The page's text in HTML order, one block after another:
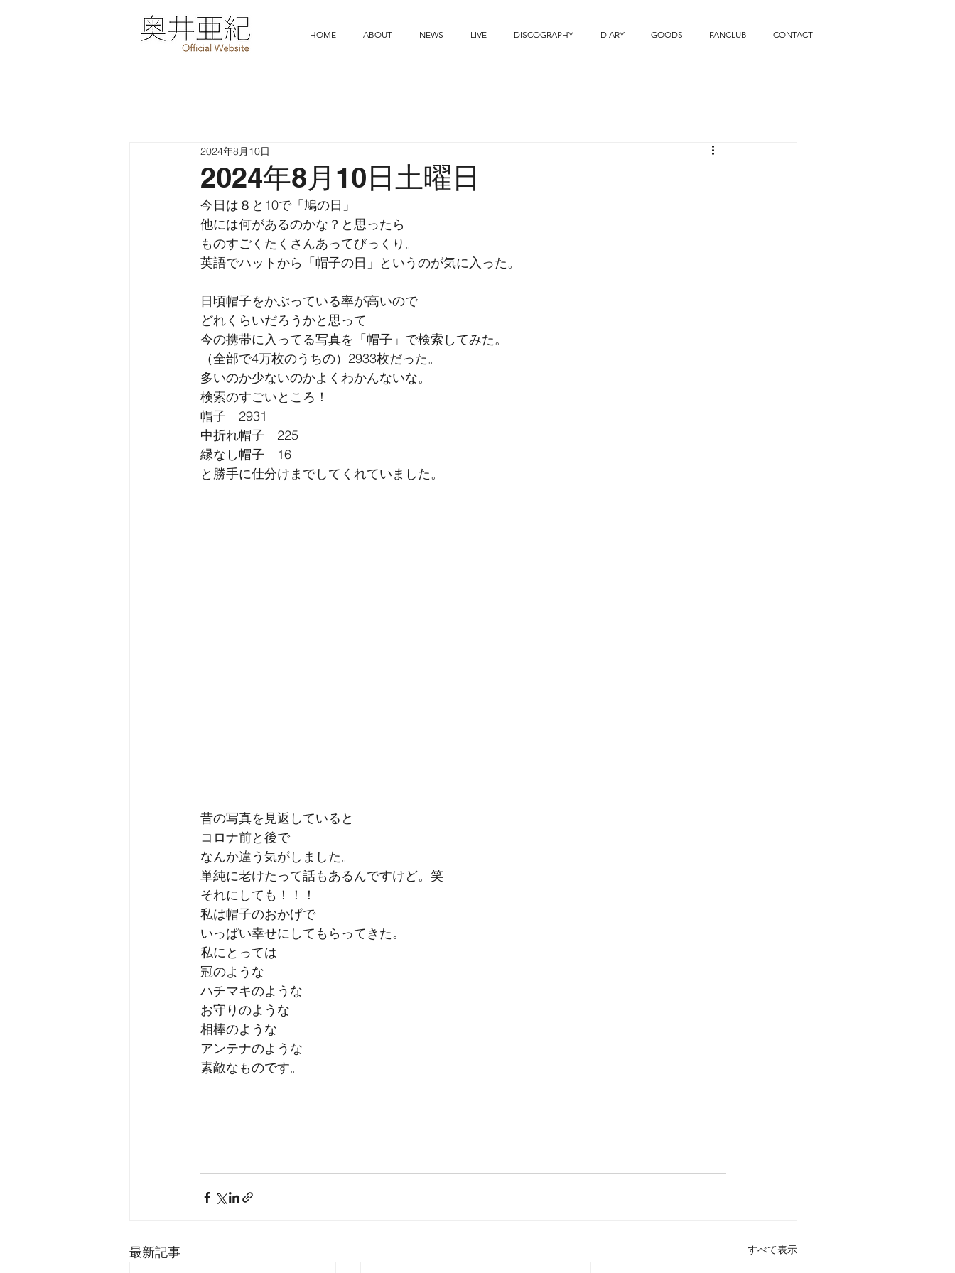
HOME ABOUT NEWS LIVE DISCOGRAPHY DIARY GOODS FANCLUB CONTACT
2024年8月10日土曜日
2024年8月10日
今日は８と10で「鳩の日」
他には何があるのかな？と思ったら
ものすごくたくさんあってびっくり。
英語でハットから「帽子の日」というのが気に入った。
日頃帽子をかぶっている率が高いので
どれくらいだろうかと思って
今の携帯に入ってる写真を「帽子」で検索してみた。
（全部で4万枚のうちの）2933枚だった。
多いのか少ないのかよくわかんないな。
検索のすごいところ！
帽子　2931
中折れ帽子　225
縁なし帽子　16
と勝手に仕分けまでしてくれていました。
昔の写真を見返していると
コロナ前と後で
なんか違う気がしました。
単純に老けたって話もあるんですけど。笑
それにしても！！！
私は帽子のおかげで
いっぱい幸せにしてもらってきた。
私にとっては
冠のような
ハチマキのような
お守りのような
相棒のような
アンテナのような
素敵なものです。
最新記事 すべて表示